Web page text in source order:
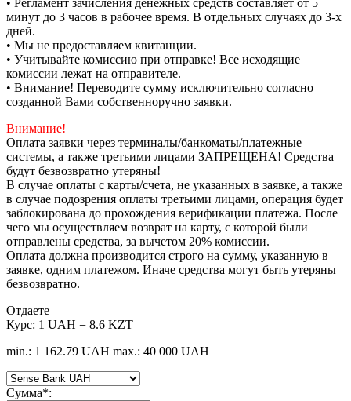
• Регламент зачисления денежных средств составляет от 5
минут до 3 часов в рабочее время. В отдельных случаях до 3-х
дней.
• Мы не предоставляем квитанции.
• Учитывайте комиссию при отправке! Все исходящие
комиссии лежат на отправителе.
• Внимание! Переводите сумму исключительно согласно
созданной Вами собственноручно заявки.
Внимание!
Оплата заявки через терминалы/банкоматы/платежные
системы, а также третьими лицами ЗАПРЕЩЕНА! Средства
будут безвозвратно утеряны!
В случае оплаты с карты/счета, не указанных в заявке, а также
в случае подозрения оплаты третьими лицами, операция будет
заблокирована до прохождения верификации платежа. После
чего мы осуществляем возврат на карту, с которой были
отправлены средства, за вычетом 20% комиссии.
Оплата должна производится строго на сумму, указанную в
заявке, одним платежом. Иначе средства могут быть утеряны
безвозвратно.
Отдаете
Курс: 1 UAH = 8.6 KZT
min.: 1 162.79 UAH max.: 40 000 UAH
Сумма*: